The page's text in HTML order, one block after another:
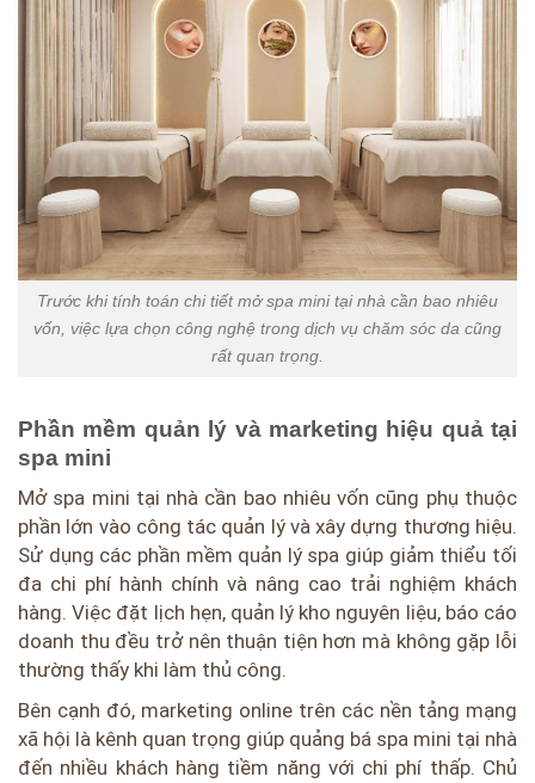
Trước khi tính toán chi tiết mở spa mini tại nhà cần bao nhiêu
vốn, việc lựa chọn công nghệ trong dịch vụ chăm sóc da cũng
rất quan trọng.
Phần mềm quản lý và marketing hiệu quả tại
spa mini
Mở spa mini tại nhà cần bao nhiêu vốn cũng phụ thuộc
phần lớn vào công tác quản lý và xây dựng thương hiệu.
Sử dụng các phần mềm quản lý spa giúp giảm thiểu tối
đa chi phí hành chính và nâng cao trải nghiệm khách
hàng. Việc đặt lịch hẹn, quản lý kho nguyên liệu, báo cáo
doanh thu đều trở nên thuận tiện hơn mà không gặp lỗi
thường thấy khi làm thủ công.
Bên cạnh đó, marketing online trên các nền tảng mạng
xã hội là kênh quan trọng giúp quảng bá spa mini tại nhà
đến nhiều khách hàng tiềm năng với chi phí thấp. Chủ